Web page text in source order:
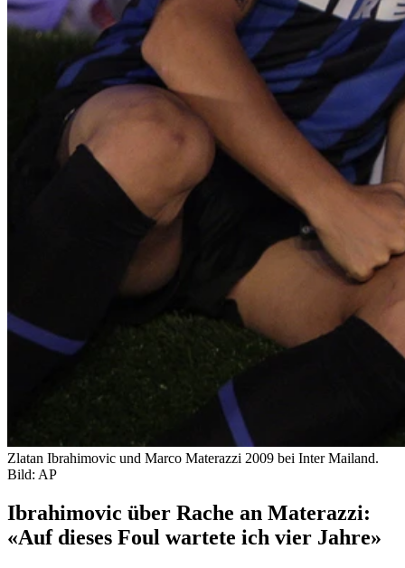
Zlatan Ibrahimovic und Marco Materazzi 2009 bei Inter Mailand.
Bild: AP
Ibrahimovic über Rache an Materazzi:
«Auf dieses Foul wartete ich vier Jahre»